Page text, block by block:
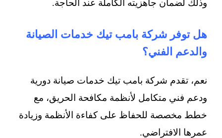
وذلك لضمان جاهزيته الكاملة عند الحاجة.
هل توفر شركة بامب تيك خدمات الصيانة
والدعم الفني؟
نعم، تقدم شركة بامب تيك خدمات صيانة دورية
ودعم فني متكامل لأنظمة مكافحة الحريق، مع
خطط مخصصة للحفاظ على كفاءة الأنظمة وزيادة
عمرها الافتراضي.